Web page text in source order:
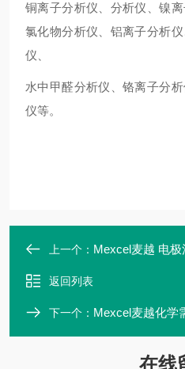
铜离子分析仪、分析仪、镍
氯化物分析仪、铝离子分析
仪、
水中甲醛分析仪、铬离子分
仪等。
上一个： Mexcel麦越 电极法消毒工
返回列表
下一个： Mexcel麦越化学需氧量
在线